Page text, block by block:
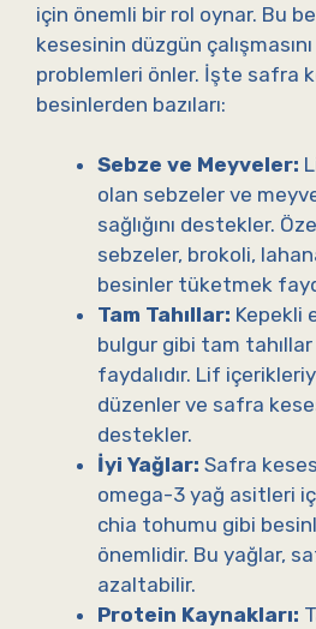
için önemli bir rol oynar. Bu
kesesinin düzgün
problemleri önler. İşte safra
besinlerden bazıları:
Sebze ve Meyveler:
olan sebzeler ve
sağlığını destekler.
sebzeler, brokoli,
besinler tüketmek
Tam Tahıllar: Kepekli
bulgur gibi tam
faydalıdır. Lif
düzenler ve safra
destekler.
İyi Yağlar: Safra
omega-3 yağ asitleri
chia tohumu gibi
önemlidir. Bu yağlar,
azaltabilir.
Protein Kaynakları: